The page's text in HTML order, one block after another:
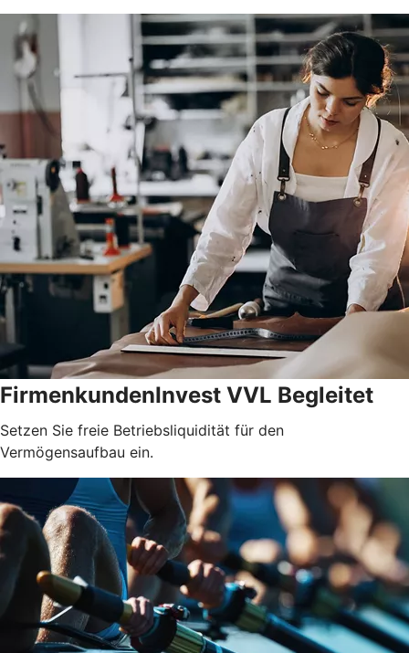
FirmenkundenInvest VVL Begleitet
Setzen Sie freie Betriebsliquidität für den
Vermögensaufbau ein.